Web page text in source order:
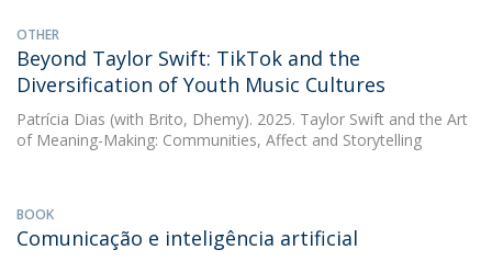
OTHER
Beyond Taylor Swift: TikTok and the
Diversification of Youth Music Cultures
Patrícia Dias (with Brito, Dhemy). 2025. Taylor Swift and the Art
of Meaning-Making: Communities, Affect and Storytelling
BOOK
Comunicação e inteligência artificial